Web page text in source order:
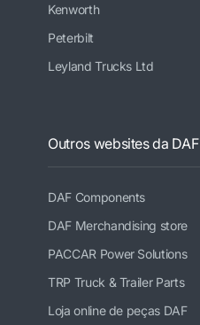
Kenworth
Peterbilt
Leyland Trucks Ltd
Outros websites da DAF
DAF Components
DAF Merchandising store
PACCAR Power Solutions
TRP Truck & Trailer Parts
Loja online de peças DAF